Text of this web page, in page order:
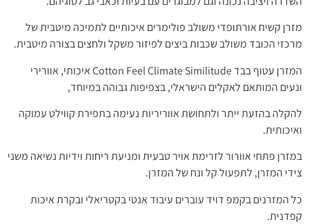
מזרן קשיח אורתופדי משולב פולימרים איכותיים לתמיכה מיטבית של
מרכזי הכובד משולב שכבות ביצים לפיזור משקל ולחצים בצורה מיטבית.
המזרן עטוף בבד Cotton Feel Climate Similitude איכותי, אוורירי
ונעים המותאם לאקלים הישראלי, בצפיפות גבוהה במיוחד,
להקלה בהזעת ייתר ולתחושת אווריריות נעימה בתפירת קווילט עמוקה
ואיכותית.
במזרן פתחי אוורור לזרימת אויר טבעית ומניעת ריחות וידיות נשיאה משני
צידי המזרן, לתפעול קל ונח של המזרן.
כל המזרנים בקמפ דויד עוברים עיבוד אנטי בקטריאלי ובקרת איכות
קפדנית.